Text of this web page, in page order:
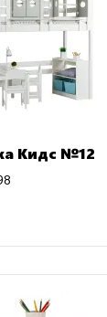
Кидс №12